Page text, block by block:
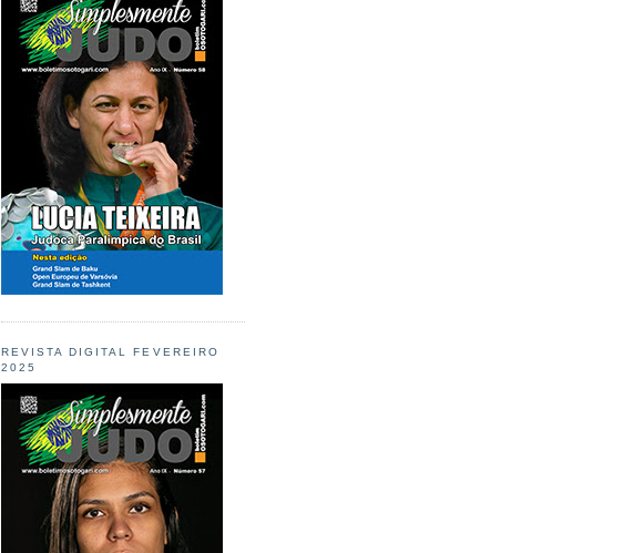
REVISTA DIGITAL FEVEREIRO
2025